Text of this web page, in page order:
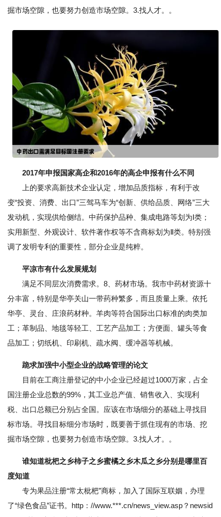
掘市场空隙，也要努力创造市场空隙。3.找人才。。
2017年申报国家高企和2016年的高企申报有什么不同
上的要求高新技术企业认定，增加品质指标，有利于改
变“投资、消费、出口”三驾马车为“创新、供给品质、网络”三大
发动机，实现供给侧结。中药保护品种、集成电路等划为Ⅰ类；
实用新型、外观设计、软件著作权等不含商标划为Ⅱ类。特别强
调了发明专利的重要性，部分企业是纯粹。
平凉市有什么发展规划
满足不同层次消费需求。8、药材市场。我市中药材资源十
分丰富，特别是华亭关山一带药种繁多，而且质量上乘。依托
华亭、灵台、庄浪药材种。羊肉等符合国际出口标准的肉类加
工；革制品、地毯等轻工、工艺产品加工；方便面、罐头等食
品加工；切纸机、印刷机、疏水阀、缓冲器等机械。
跪求加强中小型企业的战略管理的论文
目前在工商注册登记的中小企业已经超过1000万家，占全
国注册企业总数的99%，其工业总产值、销售收入、实现利
税、出口总额已分别占全国。应该在市场细分的基础上寻找目
标市场。寻找目标细分市场时，既要善于抓住现有的市场、挖
掘市场空隙，也要努力创造市场空隙。3.找人才。。
谁知道枇杷之乡柿子之乡蜜橘之乡木瓜之乡分别是哪里百
度知道
专为果品注册“常太枇杷”商标，加入了国际互联姻，办理
了“绿色食品”证书。http：//www.***.cn/news_view.asp？newsid